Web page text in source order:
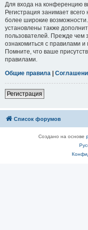
Для входа на конференцию
Регистрация занимает
более широкие
установлены также
пользователей. Прежде чем
ознакомиться с правилами
Помните, что ваше
правилами.
Общие правила |
Регистрация
Список форумов
Создано на основе